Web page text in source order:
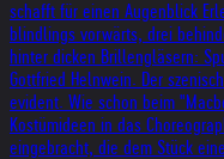
schafft für einen Augenblick
blindlings vorwärts, drei
hinter dicken Brillengläsern:
Gottfried Helnwein. Der
evident. Wie schon beim
Kostümideen in das
eingebracht, die dem Stück